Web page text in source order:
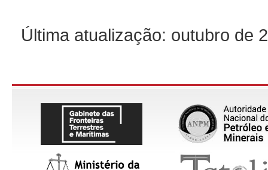
Última atualização: outubro de